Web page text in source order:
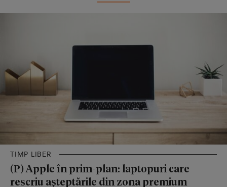
TIMP LIBER
(P) Apple în prim-plan: laptopuri care
rescriu așteptările din zona premium